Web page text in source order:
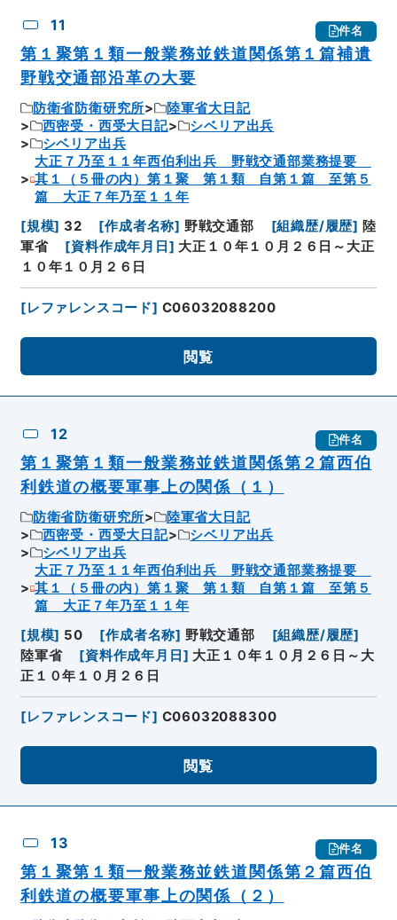
11 件名
第１聚第１類一般業務並鉄道関係第１篇補遺
野戦交通部沿革の大要
防衛省防衛研究所
陸軍省大日記
西密受・西受大日記
シベリア出兵
シベリア出兵
大正７乃至１１年西伯利出兵 野戦交通部業務提要
其１（５冊の内）第１聚 第１類 自第１篇 至第５
篇 大正７年乃至１１年
[規模] 32 [作成者名称] 野戦交通部 [組織歴/履歴] 陸
軍省
[資料作成年月日 ] 大正１０年１０月２６日～大正
１０年１０月２６日
[レファレンスコード] C06032088200
閲覧
12 件名
第１聚第１類一般業務並鉄道関係第２篇西伯
利鉄道の概要軍事上の関係（１）
防衛省防衛研究所
陸軍省大日記
西密受・西受大日記
シベリア出兵
シベリア出兵
大正７乃至１１年西伯利出兵 野戦交通部業務提要
其１（５冊の内）第１聚 第１類 自第１篇 至第５
篇 大正７年乃至１１年
[規模] 50 [作成者名称] 野戦交通部 [組織歴/履歴]
陸軍省
[資料作成年月日 ] 大正１０年１０月２６日～大
正１０年１０月２６日
[レファレンスコード] C06032088300
閲覧
13 件名
第１聚第１類一般業務並鉄道関係第２篇西伯
利鉄道の概要軍事上の関係（２）